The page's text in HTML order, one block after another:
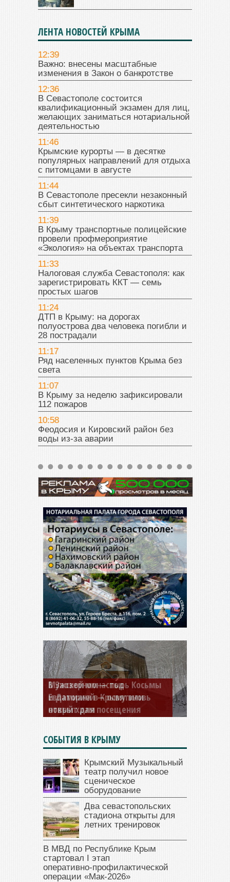
ЛЕНТА НОВОСТЕЙ КРЫМА
12:39
Важно: внесены масштабные
изменения в Закон о банкротстве
12:36
В Севастополе состоится
квалификационный экзамен для лиц,
желающих заниматься нотариальной
деятельностью
11:46
Крымские курорты — в десятке
популярных направлений для отдыха
с питомцами в августе
11:44
В Севастополе пресекли незаконный
сбыт синтетического наркотика
11:39
В Крыму транспортные полицейские
провели профмероприятие
«Экология» на объектах транспорта
11:33
Налоговая служба Севастополя: как
зарегистрировать ККТ — семь
простых шагов
11:24
ДТП в Крыму: на дорогах
полуострова два человека погибли и
28 пострадали
11:17
Ряд населенных пунктов Крыма без
света
11:07
В Крыму за неделю зафиксировали
112 пожаров
10:58
Феодосия и Кировский район без
воды из-за аварии
Мужской монастырь Косьмы
и Дамиана в Крыму вновь
открыт для посещения
СОБЫТИЯ В КРЫМУ
Крымский Музыкальный
театр получил новое
сценическое
оборудование
Два севастопольских
стадиона открыты для
летних тренировок
В МВД по Республике Крым
стартовал I этап
оперативно‑профилактической
операции «Мак‑2026»